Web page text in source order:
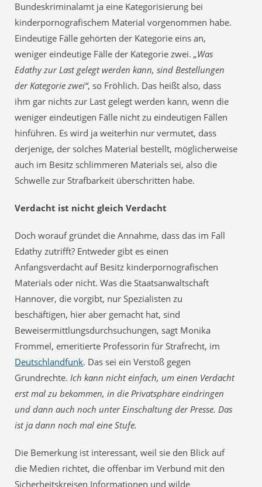
Bundeskriminalamt ja eine Kategorisierung bei
kinderpornografischem Material vorgenommen habe.
Eindeutige Fälle gehörten der Kategorie eins an,
weniger eindeutige Fälle der Kategorie zwei. „Was
Edathy zur Last gelegt werden kann, sind Bestellungen
der Kategorie zwei“, so Fröhlich. Das heißt also, dass
ihm gar nichts zur Last gelegt werden kann, wenn die
weniger eindeutigen Fälle nicht zu eindeutigen Fällen
hinführen. Es wird ja weiterhin nur vermutet, dass
derjenige, der solches Material bestellt, möglicherweise
auch im Besitz schlimmeren Materials sei, also die
Schwelle zur Strafbarkeit überschritten habe.
Verdacht ist nicht gleich Verdacht
Doch worauf gründet die Annahme, dass das im Fall
Edathy zutrifft? Entweder gibt es einen
Anfangsverdacht auf Besitz kinderpornografischen
Materials oder nicht. Was die Staatsanwaltschaft
Hannover, die vorgibt, nur Spezialisten zu
beschäftigen, hier aber gemacht hat, sind
Beweisermittlungsdurchsuchungen, sagt Monika
Frommel, emeritierte Professorin für Strafrecht, im
Deutschlandfunk. Das sei ein Verstoß gegen
Grundrechte. Ich kann nicht einfach, um einen Verdacht
erst mal zu bekommen, in die Privatsphäre eindringen
und dann auch noch unter Einschaltung der Presse. Das
ist ja dann noch mal eine Stufe.
Die Bemerkung ist interessant, weil sie den Blick auf
die Medien richtet, die offenbar im Verbund mit den
Sicherheitskreisen Informationen und wilde